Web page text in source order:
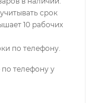
срок
10 рабочих
по телефону.
по телефону у